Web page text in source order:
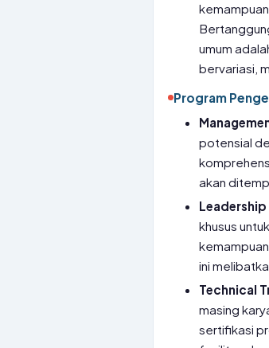
umum
bervariasi,
Program
potensial
akan
khusus
ini
Technical
masing
sertifikasi